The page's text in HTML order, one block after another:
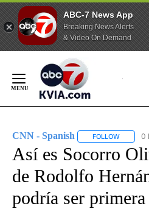
ABC-7 News App
Breaking News Alerts
& Video On Demand
Content
CNN - Spanish FOLLOW 0
Así es Socorro
de Rodolfo
podría ser primera